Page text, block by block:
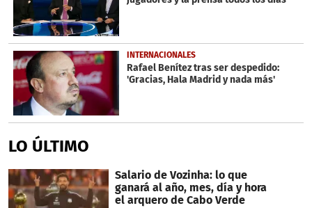
INTERNACIONALES
Rafael Benítez tras ser despedido:
'Gracias, Hala Madrid y nada más'
LO ÚLTIMO
Salario de Vozinha: lo que
ganará al año, mes, día y hora
el arquero de Cabo Verde